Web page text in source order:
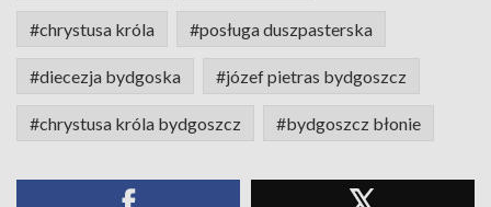
#chrystusa króla #posługa duszpasterska
#diecezja bydgoska #józef pietras bydgoszcz
#chrystusa króla bydgoszcz #bydgoszcz błonie